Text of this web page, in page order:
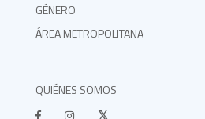
GÉNERO
ÁREA METROPOLITANA
QUIÉNES SOMOS